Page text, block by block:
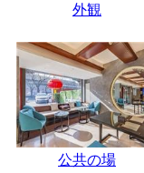
外観
公共の場